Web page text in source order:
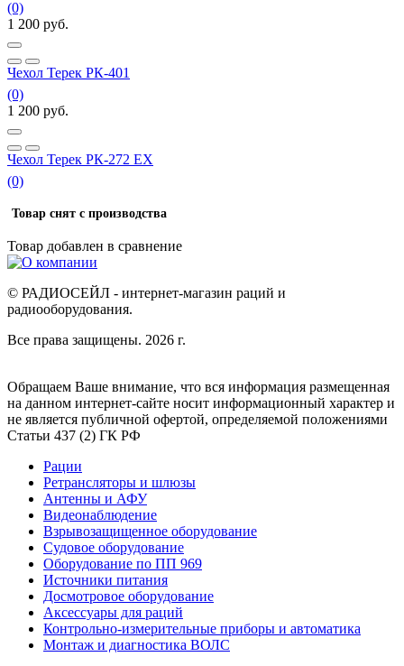
(0)
1 200 руб.
Чехол Терек РК-401
(0)
1 200 руб.
Чехол Терек РК-272 EX
(0)
Товар снят с производства
Товар добавлен в сравнение
© РАДИОСЕЙЛ - интернет-магазин раций и
радиооборудования.
Все права защищены. 2026 г.
Обращаем Ваше внимание, что вся информация размещенная
на данном интернет-сайте носит информационный характер и
не является публичной офертой, определяемой положениями
Статьи 437 (2) ГК РФ
Рации
Ретрансляторы и шлюзы
Антенны и АФУ
Видеонаблюдение
Взрывозащищенное оборудование
Судовое оборудование
Оборудование по ПП 969
Источники питания
Досмотровое оборудование
Аксессуары для раций
Контрольно-измерительные приборы и автоматика
Монтаж и диагностика ВОЛС